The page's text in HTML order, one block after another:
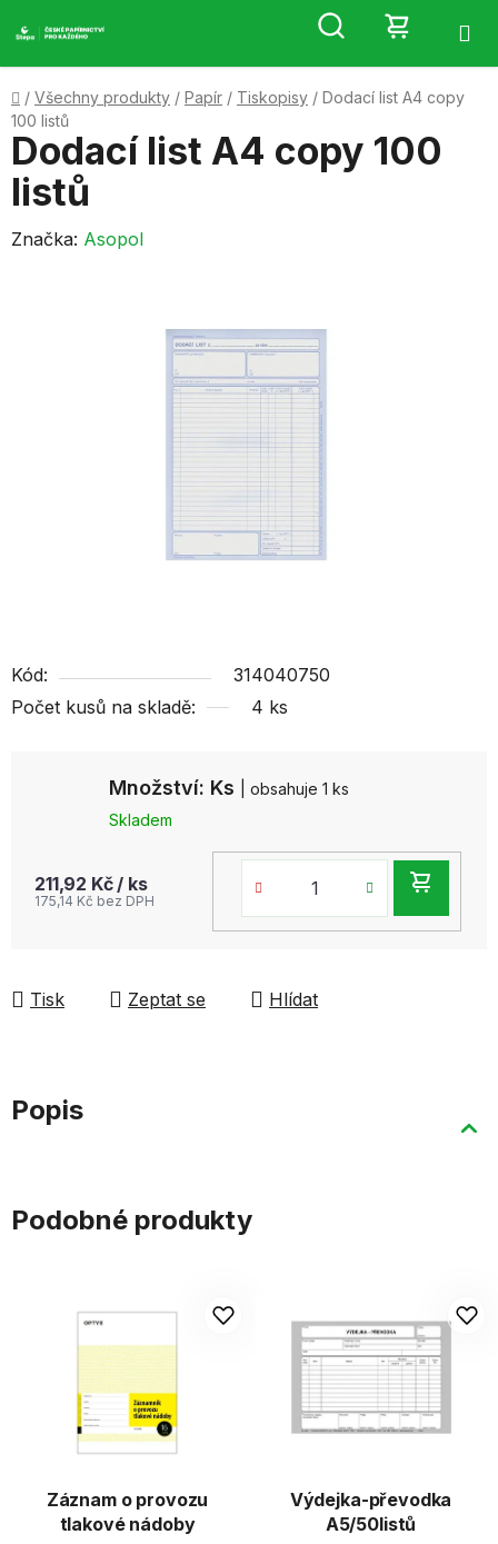
na
Hledat
KOŠÍK
Domů
/ Všechny produkty / Papír / Tiskopisy / Dodací list A4 copy
100 listů
Množství: Ks
| obsahuje 1 ks
Skladem
211,92 Kč / ks
175,14 Kč bez DPH
Kód:
314040750
Počet kusů na skladě:
4 ks
Tisk Zeptat se Hlídat
Dodací list A4 copy 100
listů
Značka: Asopol
Popis
Podobné produkty
Záznam o provozu
tlakové nádoby
Výdejka-převodka
A5/50listů